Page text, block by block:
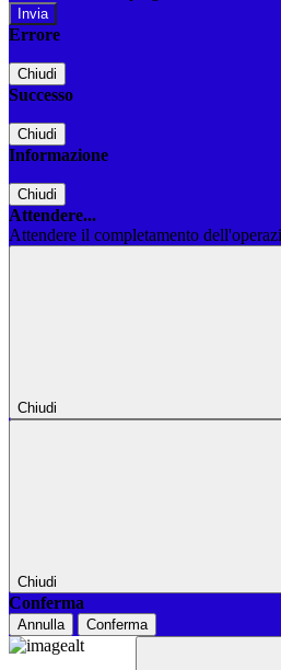
Errore
Chiudi
Successo
Chiudi
Informazione
Chiudi
Attendere...
Attendere il completamento
Chiudi
Chiudi
Conferma
Annulla Conferma